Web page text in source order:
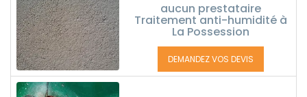
aucun prestataire
Traitement anti-humidité à
La Possession
DEMANDEZ VOS DEVIS